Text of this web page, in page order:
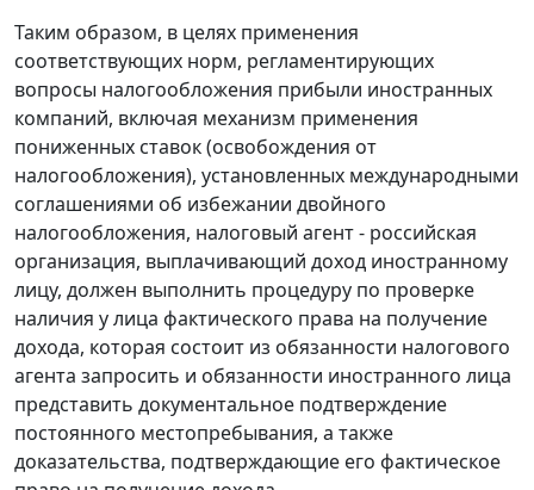
Таким образом, в целях применения
соответствующих норм, регламентирующих
вопросы налогообложения прибыли иностранных
компаний, включая механизм применения
пониженных ставок (освобождения от
налогообложения), установленных международными
соглашениями об избежании двойного
налогообложения, налоговый агент - российская
организация, выплачивающий доход иностранному
лицу, должен выполнить процедуру по проверке
наличия у лица фактического права на получение
дохода, которая состоит из обязанности налогового
агента запросить и обязанности иностранного лица
представить документальное подтверждение
постоянного местопребывания, а также
доказательства, подтверждающие его фактическое